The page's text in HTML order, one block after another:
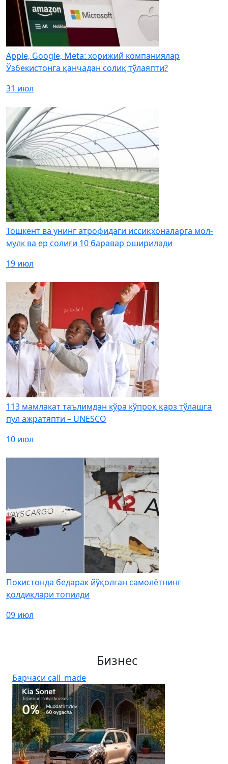
Apple, Google, Meta: хорижий компаниялар
Ўзбекистонга қанчадан солиқ тўлаяпти?
31 июл
Тошкент ва унинг атрофидаги иссиқхоналарга мол-
мулк ва ер солиғи 10 баравар оширилади
19 июл
113 мамлакат таълимдан кўра кўпроқ қарз тўлашга
пул ажратяпти – UNESCO
10 июл
Покистонда бедарак йўқолган самолётнинг
қолдиқлари топилди
09 июл
Бизнес
Барчаси call_made